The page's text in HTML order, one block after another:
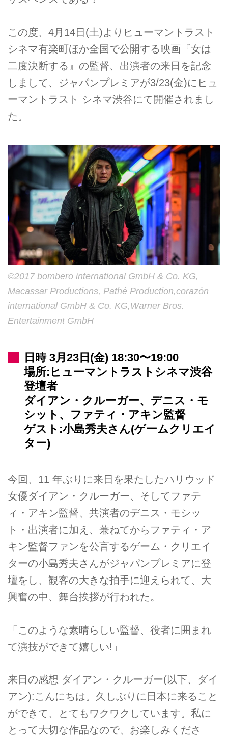
この度、4月14日(土)よりヒューマントラスト
シネマ有楽町ほか全国で公開する映画『女は
二度決断する』の監督、出演者の来日を記念
しまして、ジャパンプレミアが3/23(金)にヒュ
ーマントラスト シネマ渋谷にて開催されまし
た。
©2017 bombero international GmbH & Co. KG,
Macassar Productions, Pathé Production,corazón
international GmbH & Co. KG,Warner Bros.
Entertainment GmbH
日時 3月23日(金) 18:30〜19:00
場所:ヒューマントラストシネマ渋谷
登壇者
ダイアン・クルーガー、デニス・モ
シット、ファティ・アキン監督
ゲスト:小島秀夫さん(ゲームクリエイ
ター)
今回、11 年ぶりに来日を果たしたハリウッド
女優ダイアン・クルーガー、そしてファテ
ィ・アキン監督、共演者のデニス・モシッ
ト・出演者に加え、兼ねてからファティ・ア
キン監督ファンを公言するゲーム・クリエイ
ターの小島秀夫さんがジャパンプレミアに登
壇をし、観客の大きな拍手に迎えられて、大
興奮の中、舞台挨拶が行われた。
「このような素晴らしい監督、役者に囲まれ
て演技ができて嬉しい!」
来日の感想 ダイアン・クルーガー(以下、ダイ
アン):こんにちは。久しぶりに日本に来ること
ができて、とてもワクワクしています。私に
とって大切な作品なので、お楽しみくださ